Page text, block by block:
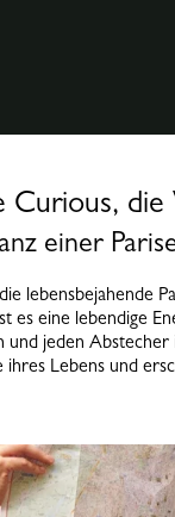
Curious,
einer
lebensbejahende
es eine lebendige
und jeden
ihres Lebens und